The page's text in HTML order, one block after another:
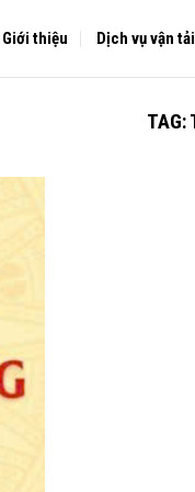
Giới thiệu Dịch vụ vận tải
TAG: